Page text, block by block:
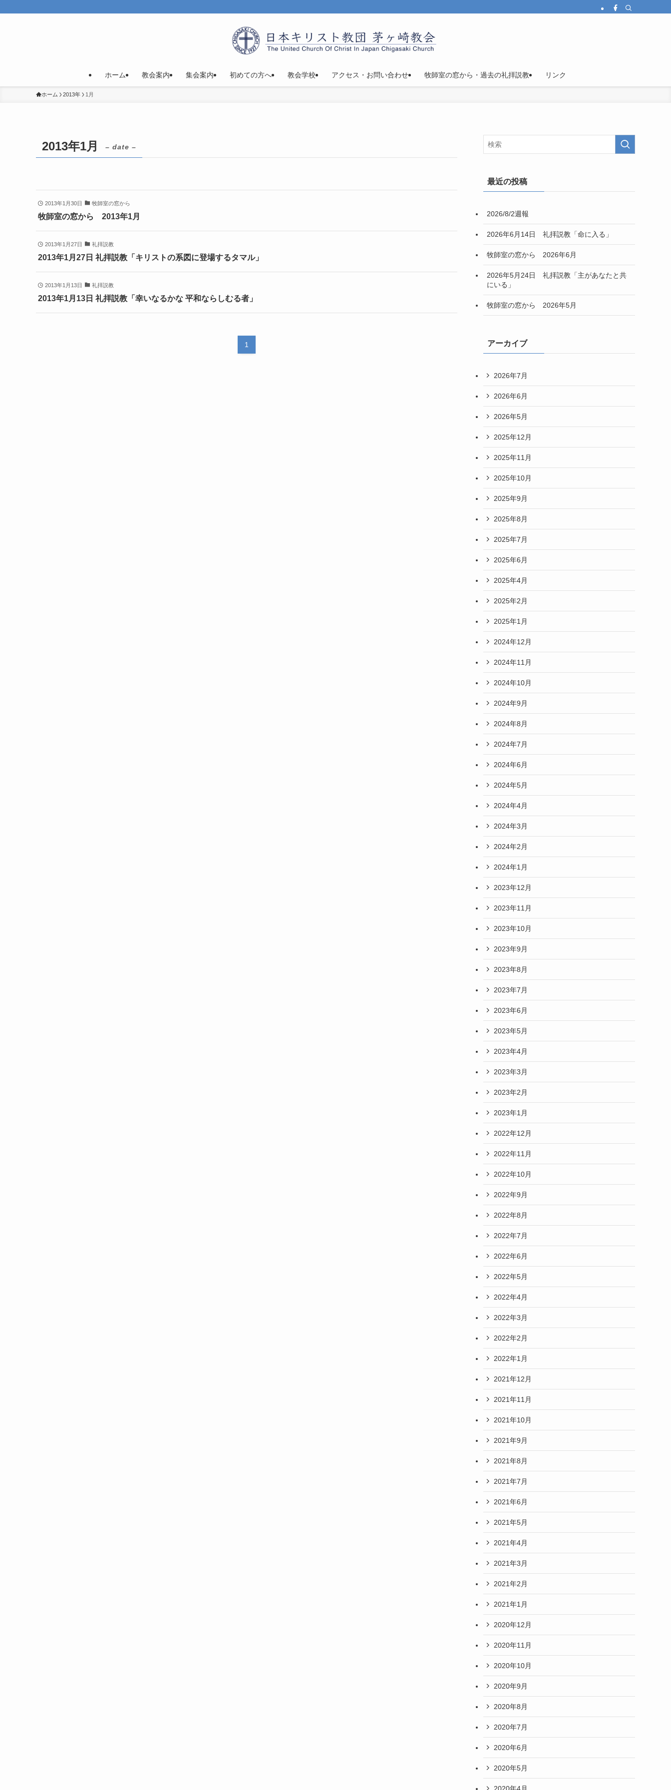
ホーム 教会案内 集会案内 初めての方へ 教会学校 アクセス・お問い合わせ 牧師室の窓から・過去の礼拝説教 リンク
ホーム 2013年 1月
2013年1月 – date –
2013年1月30日 牧師室の窓から
牧師室の窓から 2013年1月
2013年1月27日 礼拝説教
2013年1月27日 礼拝説教「キリストの系図に登場するタマル」
2013年1月13日 礼拝説教
2013年1月13日 礼拝説教「幸いなるかな 平和ならしむる者」
1
最近の投稿
2026/8/2週報
2026年6月14日 礼拝説教「命に入る」
牧師室の窓から 2026年6月
2026年5月24日 礼拝説教「主があなたと共
にいる」
牧師室の窓から 2026年5月
アーカイブ
2026年7月
2026年6月
2026年5月
2025年12月
2025年11月
2025年10月
2025年9月
2025年8月
2025年7月
2025年6月
2025年4月
2025年2月
2025年1月
2024年12月
2024年11月
2024年10月
2024年9月
2024年8月
2024年7月
2024年6月
2024年5月
2024年4月
2024年3月
2024年2月
2024年1月
2023年12月
2023年11月
2023年10月
2023年9月
2023年8月
2023年7月
2023年6月
2023年5月
2023年4月
2023年3月
2023年2月
2023年1月
2022年12月
2022年11月
2022年10月
2022年9月
2022年8月
2022年7月
2022年6月
2022年5月
2022年4月
2022年3月
2022年2月
2022年1月
2021年12月
2021年11月
2021年10月
2021年9月
2021年8月
2021年7月
2021年6月
2021年5月
2021年4月
2021年3月
2021年2月
2021年1月
2020年12月
2020年11月
2020年10月
2020年9月
2020年8月
2020年7月
2020年6月
2020年5月
2020年4月